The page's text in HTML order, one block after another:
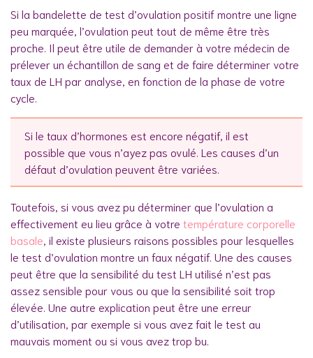
Si la bandelette de test d’ovulation positif montre une ligne
peu marquée, l’ovulation peut tout de même être très
proche. Il peut être utile de demander à votre médecin de
prélever un échantillon de sang et de faire déterminer votre
taux de LH par analyse, en fonction de la phase de votre
cycle.
Si le taux d’hormones est encore négatif, il est
possible que vous n’ayez pas ovulé. Les causes d’un
défaut d’ovulation peuvent être variées.
Toutefois, si vous avez pu déterminer que l’ovulation a
effectivement eu lieu grâce à votre température corporelle
basale , il existe plusieurs raisons possibles pour lesquelles
le test d’ovulation montre un faux négatif. Une des causes
peut être que la sensibilité du test LH utilisé n’est pas
assez sensible pour vous ou que la sensibilité soit trop
élevée. Une autre explication peut être une erreur
d’utilisation, par exemple si vous avez fait le test au
mauvais moment ou si vous avez trop bu.